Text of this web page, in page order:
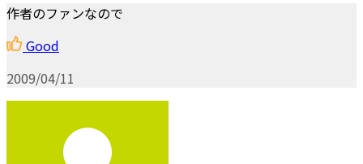
作者のファンなので
Good
2009/04/11